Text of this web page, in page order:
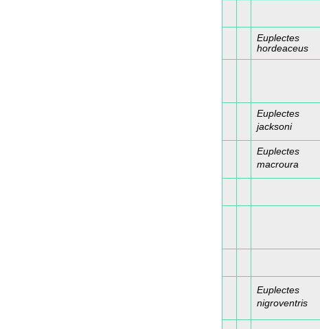
Euplectes
hordeaceus
Euplectes
jacksoni
Euplectes
macroura
Euplectes
nigroventris